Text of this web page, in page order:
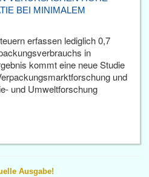
BEI MINIMALEM
erfassen lediglich 0,7
in
kommt eine neue Studie
und
und Umweltforschung
Ausgabe!